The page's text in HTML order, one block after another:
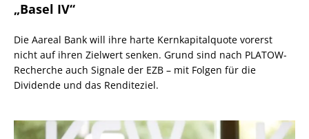
„Basel IV“
Die Aareal Bank will ihre harte Kernkapitalquote vorerst
nicht auf ihren Zielwert senken. Grund sind nach PLATOW-
Recherche auch Signale der EZB – mit Folgen für die
Dividende und das Renditeziel.